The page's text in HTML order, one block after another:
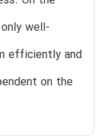
well-
efficiently and
on the